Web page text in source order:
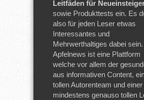
Leitfäden für
sowie Produkttests ein. Es
also für jeden Leser etwas
Interessantes und
Mehrwerthaltiges dabei sein.
Apfelnews ist eine Plattform
welche vor allem der
aus informativen Content,
tollen Autorenteam und einer
mindestens genauso tollen